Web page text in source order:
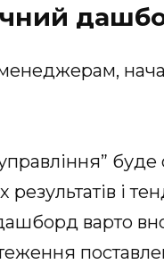
результатів і
варто